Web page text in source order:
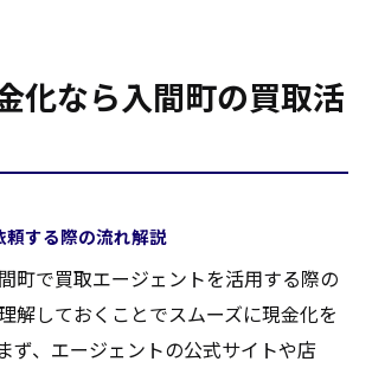
化なら入間町の買取活
頼する際の流れ解説
町で買取エージェントを活用する際の
解しておくことでスムーズに現金化を
ず、エージェントの公式サイトや店